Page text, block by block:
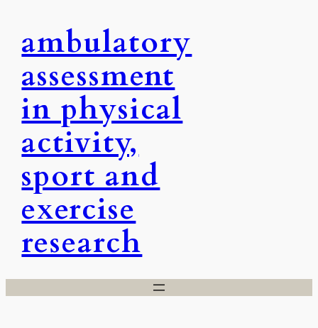
content
ambulatory
assessment
in physical
activity,
sport and
exercise
research